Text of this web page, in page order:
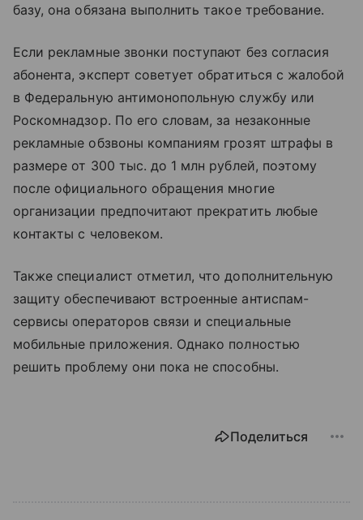
базу, она обязана выполнить такое требование.
Если рекламные звонки поступают без согласия
абонента, эксперт советует обратиться с жалобой
в Федеральную антимонопольную службу или
Роскомнадзор. По его словам, за незаконные
рекламные обзвоны компаниям грозят штрафы в
размере от 300 тыс. до 1 млн рублей, поэтому
после официального обращения многие
организации предпочитают прекратить любые
контакты с человеком.
Также специалист отметил, что дополнительную
защиту обеспечивают встроенные антиспам-
сервисы операторов связи и специальные
мобильные приложения. Однако полностью
решить проблему они пока не способны.
Поделиться